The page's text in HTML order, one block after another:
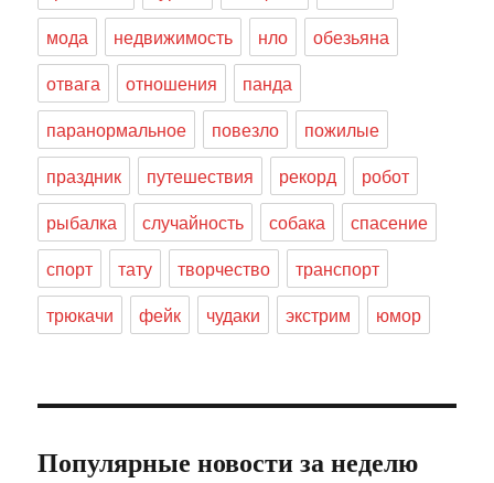
мода
недвижимость нло
обезьяна
отвага
отношения
панда
паранормальное
повезло
пожилые
праздник
путешествия рекорд
робот
рыбалка
случайность собака
спасение
спорт
тату творчество
транспорт
трюкачи
фейк чудаки экстрим юмор
Популярные новости за неделю